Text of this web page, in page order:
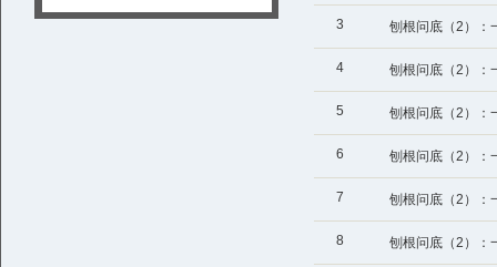
3 刨根问底（2）：
4 刨根问底（2）：
5 刨根问底（2）：
6 刨根问底（2）：
7 刨根问底（2）：
8 刨根问底（2）：